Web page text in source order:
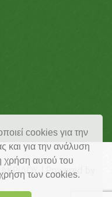
cookies για την
για την ανάλυση
χρήση αυτού του
των cookies.
| Powered by